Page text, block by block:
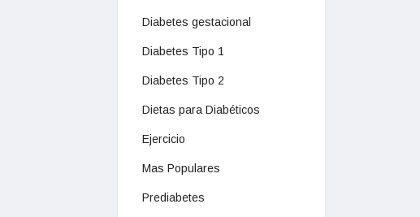
Diabetes gestacional
Diabetes Tipo 1
Diabetes Tipo 2
Dietas para Diabéticos
Ejercicio
Mas Populares
Prediabetes